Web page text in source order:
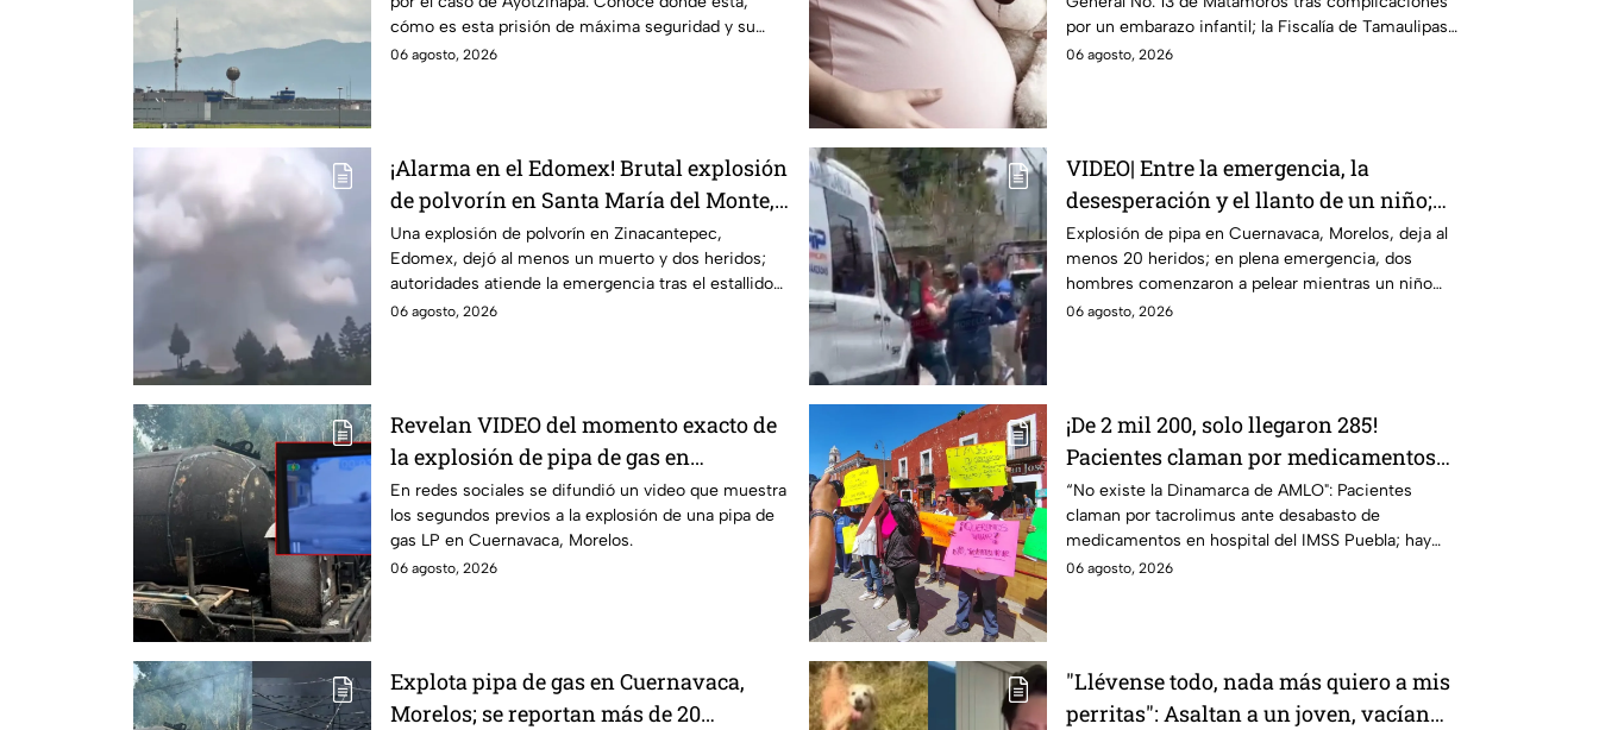
cómo es esta prisión de máxima seguridad y su
historia.
06 agosto, 2026
por un embarazo infantil; la Fiscalía de Tamaulipas
ya investiga.
06 agosto, 2026
¡Alarma en el Edomex! Brutal explosión
de polvorín en Santa María del Monte,
Zinacantepec; reportan al menos un
muerto y heridos
Una explosión de polvorín en Zinacantepec,
Edomex, dejó al menos un muerto y dos heridos;
autoridades atiende la emergencia tras el estallido
de un taller clandestino.
06 agosto, 2026
VIDEO| Entre la emergencia, la
desesperación y el llanto de un niño;
adultos desatan pelea tras explosión de
pipa en Cuernavaca
Explosión de pipa en Cuernavaca, Morelos, deja al
menos 20 heridos; en plena emergencia, dos
hombres comenzaron a pelear mientras un niño
lloraba en el lugar.
06 agosto, 2026
Revelan VIDEO del momento exacto de
la explosión de pipa de gas en
Cuernavaca, Morelos
En redes sociales se difundió un video que muestra
los segundos previos a la explosión de una pipa de
gas LP en Cuernavaca, Morelos.
06 agosto, 2026
¡De 2 mil 200, solo llegaron 285!
Pacientes claman por medicamentos
ante desabasto en IMSS Puebla
“No existe la Dinamarca de AMLO": Pacientes
claman por tacrolimus ante desabasto de
medicamentos en hospital del IMSS Puebla; hay
900 personas están afectadas.
06 agosto, 2026
Explota pipa de gas en Cuernavaca,
Morelos; se reportan más de 20
"Llévense todo, nada más quiero a mis
perritas": Asaltan a un joven, vacían